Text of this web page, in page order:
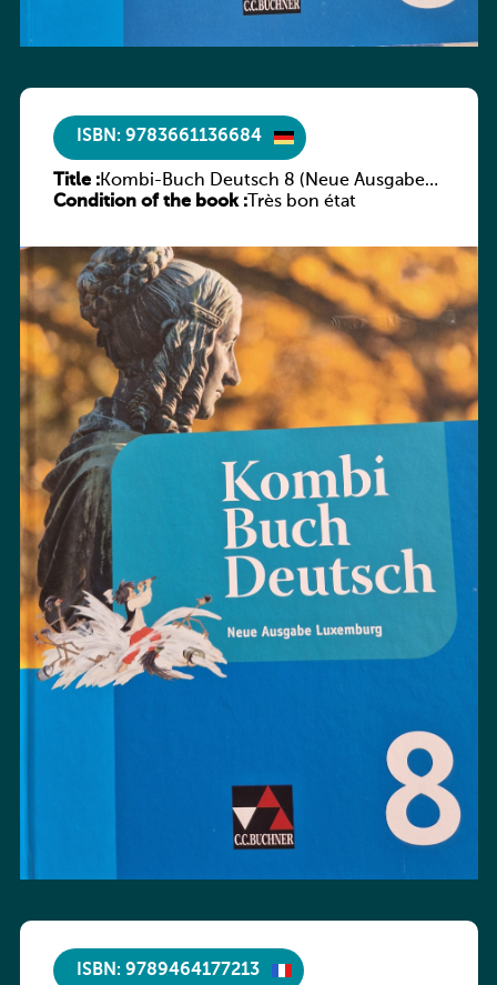
ISBN: 9783661136684
Title :Kombi-Buch Deutsch 8 (Neue Ausgabe
Luxemburg)
Condition of the book :Très bon état
ISBN: 9789464177213